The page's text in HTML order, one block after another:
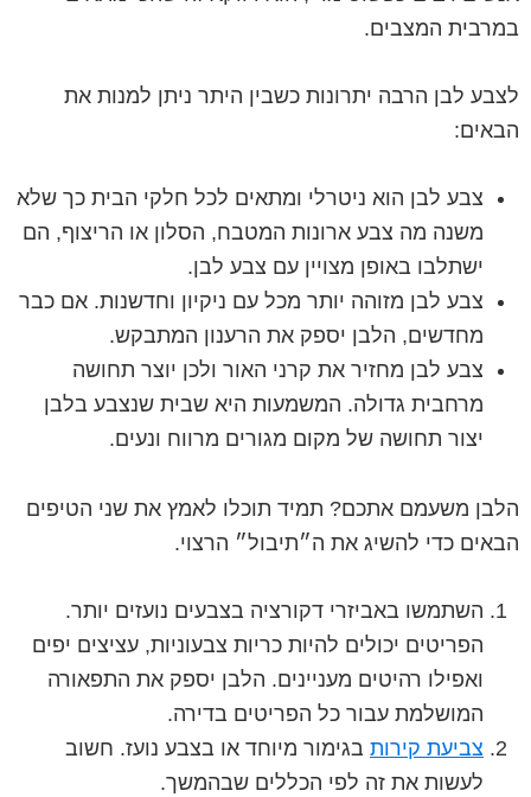
במרבית המצבים.
לצבע לבן הרבה יתרונות כשבין היתר ניתן למנות את
הבאים:
צבע לבן הוא ניטרלי ומתאים לכל חלקי הבית כך שלא
משנה מה צבע ארונות המטבח, הסלון או הריצוף, הם
ישתלבו באופן מצויין עם צבע לבן.
צבע לבן מזוהה יותר מכל עם ניקיון וחדשנות. אם כבר
מחדשים, הלבן יספק את הרענון המתבקש.
צבע לבן מחזיר את קרני האור ולכן יוצר תחושה
מרחבית גדולה. המשמעות היא שבית שנצבע בלבן
יצור תחושה של מקום מגורים מרווח ונעים.
הלבן משעמם אתכם? תמיד תוכלו לאמץ את שני הטיפים
הבאים כדי להשיג את ה״תיבול״ הרצוי.
השתמשו באביזרי דקורציה בצבעים נועזים יותר.
הפריטים יכולים להיות כריות צבעוניות, עציצים יפים
ואפילו רהיטים מעניינים. הלבן יספק את התפאורה
המושלמת עבור כל הפריטים בדירה.
צביעת קירות בגימור מיוחד או בצבע נועז. חשוב
לעשות את זה לפי הכללים שבהמשך.